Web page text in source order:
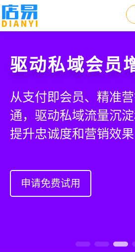
快速拓展生意
借助小程序商城、线
后，打通全域销售渠
界，提升顾客体验
申请免费试用
门店收银，就
智慧收银+商品库存+
商城，一套系统解决
增长难题
申请免费试用
重塑门店运营
从极速收银、全渠道
统一处理，重构门店
降本增效与业绩突破
申请免费试用
驱动私域会员
从支付即会员、精准
通，驱动私域流量沉
提升忠诚度和营销效果
申请免费试用